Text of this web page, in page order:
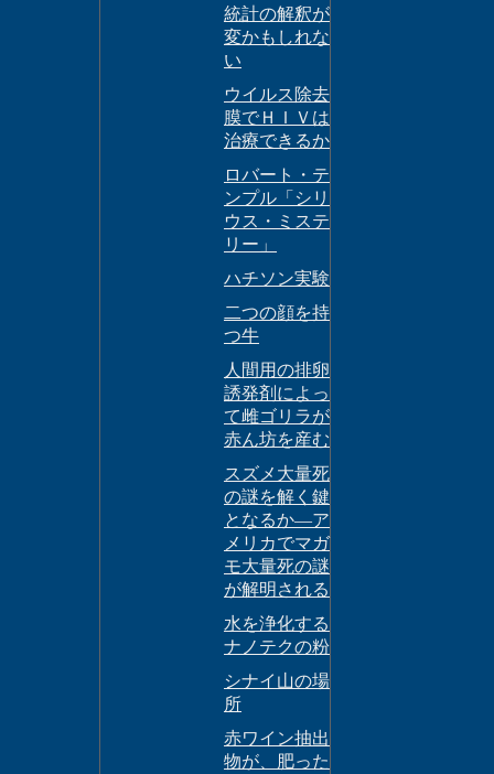
統計の解釈が
変かもしれな
い
ウイルス除去
膜でＨＩＶは
治療できるか
ロバート・テ
ンプル「シリ
ウス・ミステ
リー」
ハチソン実験
二つの顔を持
つ牛
人間用の排卵
誘発剤によっ
て雌ゴリラが
赤ん坊を産む
スズメ大量死
の謎を解く鍵
となるか―ア
メリカでマガ
モ大量死の謎
が解明される
水を浄化する
ナノテクの粉
シナイ山の場
所
赤ワイン抽出
物が、肥った